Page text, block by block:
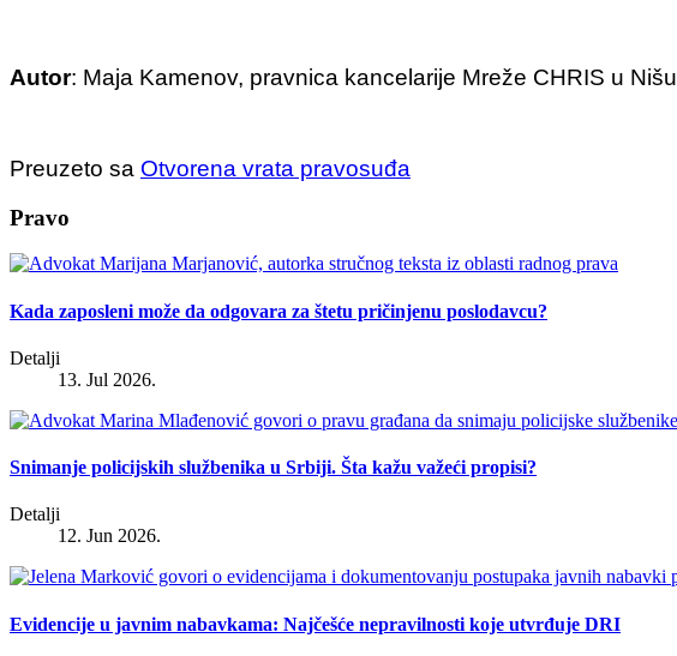
Autor: Maja Kamenov, pravnica kancelarije Mreže CHRIS u Nišu
Preuzeto sa Otvorena vrata pravosuđa
Pravo
Kada zaposleni može da odgovara za štetu pričinjenu poslodavcu?
Detalji
13. Jul 2026.
Snimanje policijskih službenika u Srbiji. Šta kažu važeći propisi?
Detalji
12. Jun 2026.
Evidencije u javnim nabavkama: Najčešće nepravilnosti koje utvrđuje DRI